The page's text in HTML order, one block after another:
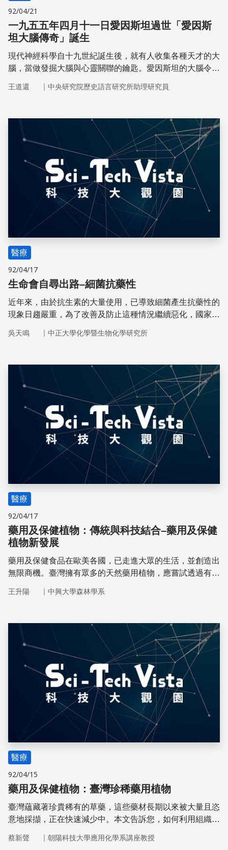
92/04/21
一九五五年四月十一日愛因斯坦過世「愛因斯
坦大腦傳奇」誕生
現代神經科學自十九世紀誕生後，就有人收集各種天才的大
腦，當做發掘大腦與心靈關聯的鑰匙。愛因斯坦的大腦令人
跡象。
王道還 ｜ 中央研究院歷史語言研究所助理研究員
儲存
醫療
92/04/17
生命會自尋出路–細菌抗藥性
近年來，由於抗生素的大量使用，已導致細菌產生抗藥性的
現象日趨嚴重，為了改善及防止這種情況繼續惡化，國家級
宣導正確用藥的觀念。
吳天鳴 ｜ 中正大學化學暨生物化學研究所
儲存
醫療
92/04/17
藥用及保健植物：傳統與科技結合–藥用及保健
植物新發展
藥用及保健食品在歐美各國，已走進大眾的生活，並創造出
無限商機。臺灣擁有眾多的天然藥用植物，應嘗試透過有系
王升陽 ｜ 中興大學森林學系
儲存
醫療
92/04/15
藥用及保健植物：臺灣珍稀藥用植物
臺灣蘊藏著珍貴稀有的草藥，這些藥材長期以來被大量且恣
意地採擷，正在快速減少中。本文告訴您，如何利用組織培
步的提煉藥用化合物。
蔡新聲 ｜ 朝陽科技大學應用化學系講座教授